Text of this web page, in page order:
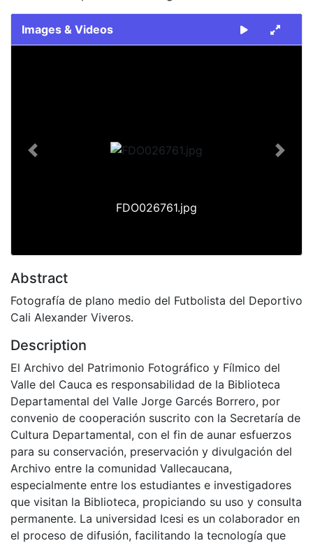
Images & Videos
FDO026761.jpg
Previous Next
Abstract
Fotografía de plano medio del Futbolista del Deportivo
Cali Alexander Viveros.
Description
El Archivo del Patrimonio Fotográfico y Fílmico del
Valle del Cauca es responsabilidad de la Biblioteca
Departamental del Valle Jorge Garcés Borrero, por
convenio de cooperación suscrito con la Secretaría de
Cultura Departamental, con el fin de aunar esfuerzos
para su conservación, preservación y divulgación del
Archivo entre la comunidad Vallecaucana,
especialmente entre los estudiantes e investigadores
que visitan la Biblioteca, propiciando su uso y consulta
permanente. La universidad Icesi es un colaborador en
el proceso de difusión, facilitando la tecnología que